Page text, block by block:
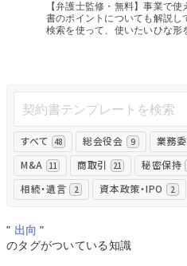
専門家に電話する
資本政策を無料で
無料でアンケート
匿名360°評価
ちょこっと相談と
【弁護士監修・無料】事業で
書のポイントについても解説し
検索を使って、使いたいひな形
すべて 48 総会役会 9 業務
M&A 11 商取引 21 秘密保持
相続・遺言 2 資本政策・IPO 2
" 出向 "
のタグがついている知識